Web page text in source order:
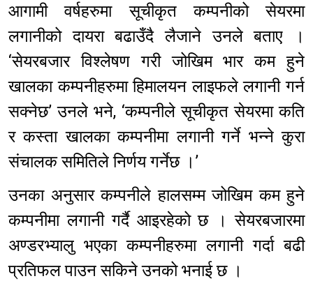
आगामी वर्षहरुमा सूचीकृत कम्पनीको सेयरमा
लगानीको दायरा बढाउँदै लैजाने उनले बताए ।
‘सेयरबजार विश्लेषण गरी जोखिम भार कम हुने
खालका कम्पनीहरुमा हिमालयन लाइफले लगानी गर्न
सक्नेछ’ उनले भने, ‘कम्पनीले सूचीकृत सेयरमा कति
र कस्ता खालका कम्पनीमा लगानी गर्ने भन्ने कुरा
संचालक समितिले निर्णय गर्नेछ ।’
उनका अनुसार कम्पनीले हालसम्म जोखिम कम हुने
कम्पनीमा लगानी गर्दै आइरहेको छ । सेयरबजारमा
अण्डरभ्यालु भएका कम्पनीहरुमा लगानी गर्दा बढी
प्रतिफल पाउन सकिने उनको भनाई छ ।